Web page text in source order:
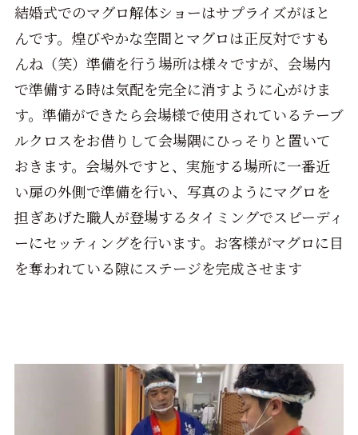
結婚式でのマグロ解体ショーはサプライズがほと
んです。煌びやかな空間とマグロは正反対ですも
んね（笑）準備を行う場所は様々ですが、会場内
で準備する時は気配を完全に消すように心がけま
す。準備ができたら会場様で使用されているテーブ
ルクロスをお借りして会場隅にひっそりと置いて
おきます。会場外ですと、実施する場所に一番近
い扉の外側で準備を行い、写真のようにマグロを
担ぎあげた職人が登場するタイミングでスピーディ
ーにセッティングを行います。お客様がマグロに目
を奪われている隙にステージを完成させます